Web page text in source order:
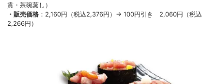
貫・茶碗蒸し）
・販売価格 ：2,160円（税込2,376円）→ 100円引き 2,060円（税込
2,266円）